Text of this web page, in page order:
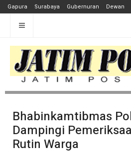
Gapura Surabaya Gubernuran Dewan
Bhabinkamtibmas
Dampingi
Rutin Warga